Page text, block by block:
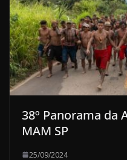
38º Panorama da
MAM SP
25/09/2024